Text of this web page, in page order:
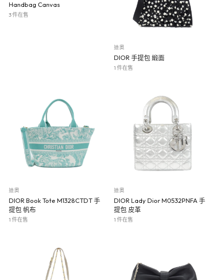
Handbag Canvas
3 件在售
迪奧
DIOR 手提包 緞面
1 件在售
迪奧
DIOR Book Tote M1328CTDT 手
提包 帆布
1 件在售
迪奧
DIOR Lady Dior M0532PNFA 手
提包 皮革
1 件在售